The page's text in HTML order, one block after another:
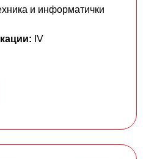
и информатички
IV